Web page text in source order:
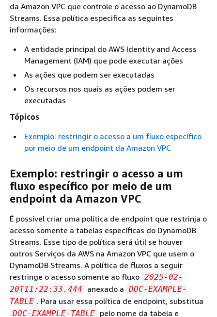
da Amazon VPC que controle o acesso ao DynamoDB
Streams. Essa política especifica as seguintes
informações:
A entidade principal do AWS Identity and Access
Management (IAM) que pode executar ações
As ações que podem ser executadas
Os recursos nos quais as ações podem ser
executadas
Tópicos
Exemplo: restringir o acesso a um fluxo específico
por meio de um endpoint da Amazon VPC
Exemplo: restringir o acesso a um
fluxo específico por meio de um
endpoint da Amazon VPC
É possível criar uma política de endpoint que restrinja o
acesso somente a tabelas específicas do DynamoDB
Streams. Esse tipo de política será útil se houver
outros Serviços da AWS na Amazon VPC que usem o
DynamoDB Streams. A política de fluxos a seguir
restringe o acesso somente ao fluxo 2025-02-
20T11:22:33.444
anexado a DOC-EXAMPLE-
TABLE . Para usar essa política de endpoint, substitua
DOC-EXAMPLE-TABLE pelo nome da tabela e